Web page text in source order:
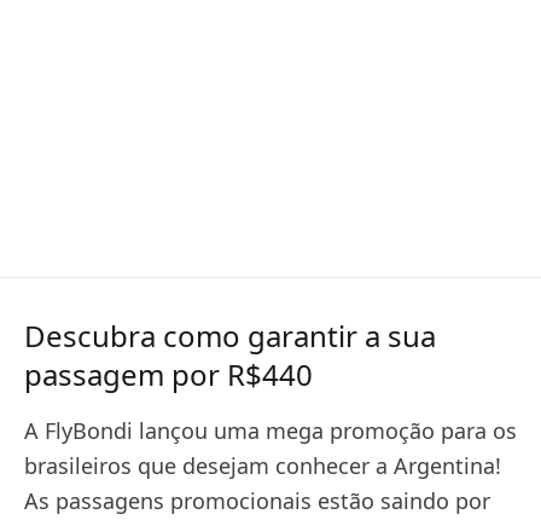
Descubra como garantir a sua
passagem por R$440
A FlyBondi lançou uma mega promoção para os
brasileiros que desejam conhecer a Argentina!
As passagens promocionais estão saindo por